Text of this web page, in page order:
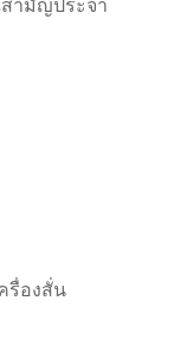
ามัญประจำ
รื่องสั่น